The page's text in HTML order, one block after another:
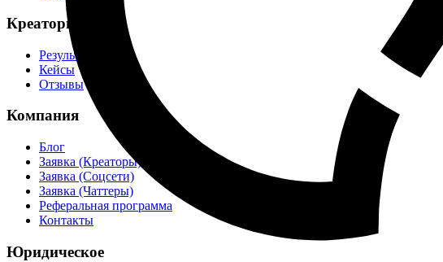
Креаторы
Результаты
Кейсы
Отзывы
Компания
Блог
Заявка (Креаторы)
Заявка (Соцсети)
Заявка (Чаттеры)
Реферальная программа
Контакты
Юридическое